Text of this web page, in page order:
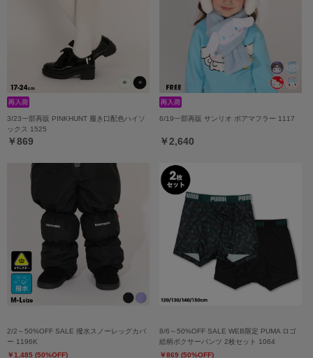
3/23一部再販 PINKHUNT 履き口配色ハイソ
ックス 1525
￥869
6/19一部再販 サンリオ ボアマフラー 1117
￥2,640
2/2～50%OFF SALE 撥水スノーレッグカバ
ー 1196K
￥1,485 (50%OFF)
8/6～50%OFF SALE WEB限定 PUMA ロゴ
総柄ボクサーパンツ 2枚セット 1064
￥869 (50%OFF)